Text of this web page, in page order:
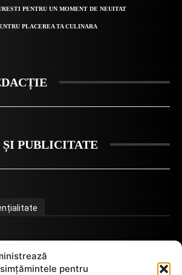
pentru
PENTRU UN MOMENT DE NEUITAT
PLACEREA TA CULINARA
PUBLICITATE